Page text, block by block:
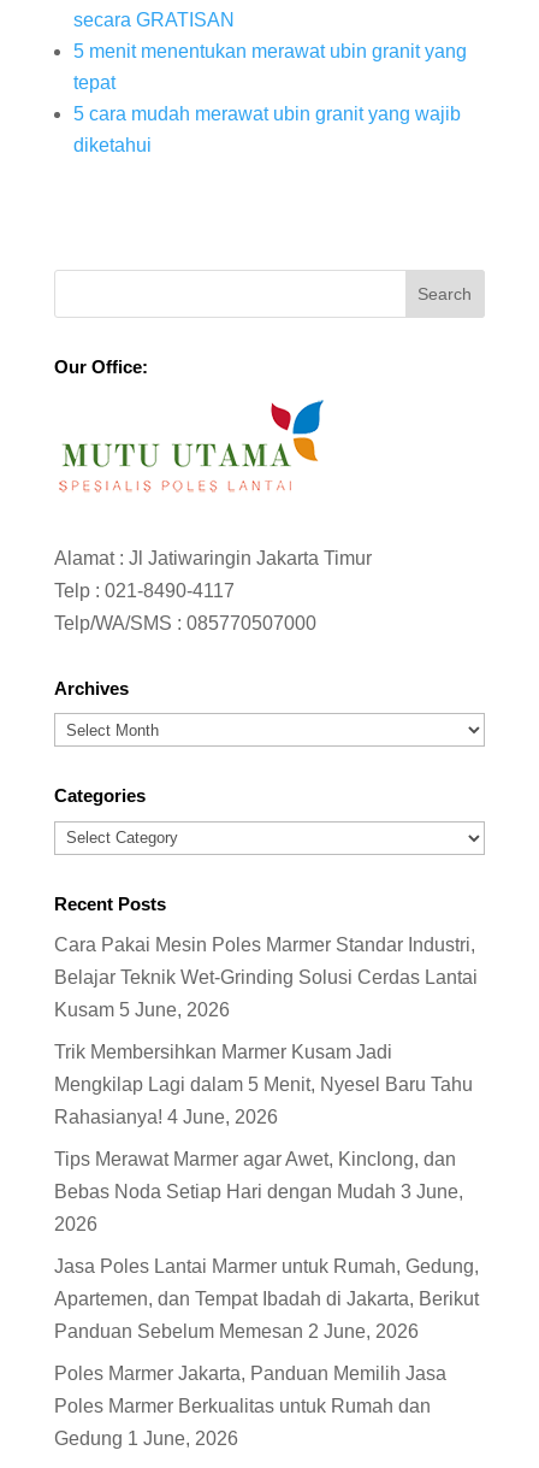
secara GRATISAN
5 menit menentukan merawat ubin granit yang
tepat
5 cara mudah merawat ubin granit yang wajib
diketahui
Our Office:
Alamat : Jl Jatiwaringin Jakarta Timur
Telp : 021-8490-4117
Telp/WA/SMS : 085770507000
Archives
Archives
Categories
Categories
Recent Posts
Cara Pakai Mesin Poles Marmer Standar Industri,
Belajar Teknik Wet-Grinding Solusi Cerdas Lantai
Kusam 5 June, 2026
Trik Membersihkan Marmer Kusam Jadi
Mengkilap Lagi dalam 5 Menit, Nyesel Baru Tahu
Rahasianya! 4 June, 2026
Tips Merawat Marmer agar Awet, Kinclong, dan
Bebas Noda Setiap Hari dengan Mudah 3 June,
2026
Jasa Poles Lantai Marmer untuk Rumah, Gedung,
Apartemen, dan Tempat Ibadah di Jakarta, Berikut
Panduan Sebelum Memesan 2 June, 2026
Poles Marmer Jakarta, Panduan Memilih Jasa
Poles Marmer Berkualitas untuk Rumah dan
Gedung 1 June, 2026